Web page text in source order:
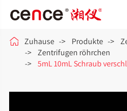
 Zuhause Produkte
Zentrifugen röhrchen
5mL 10mL Schraub